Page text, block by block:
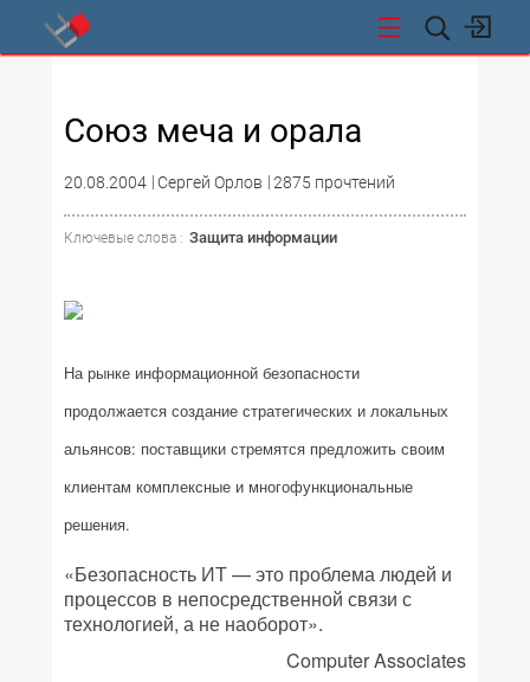
Союз меча и орала
20.08.2004 Сергей Орлов 2875 прочтений
Ключевые слова : Защита информации
На рынке информационной безопасности
продолжается создание стратегических и локальных
альянсов: поставщики стремятся предложить своим
клиентам комплексные и многофункциональные
решения.
«Безопасность ИТ — это проблема людей и
процессов в непосредственной связи с
технологией, а не наоборот».
Computer Associates